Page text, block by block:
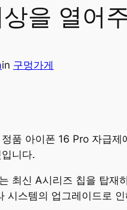
을 열어
in 구멍가게
품 아이폰 16 Pro 자급
니다.
최신 A시리즈 칩을 탑재
시스템의 업그레이드로